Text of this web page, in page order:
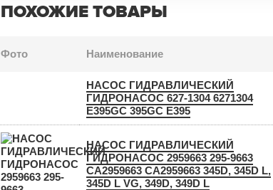
ПОХОЖИЕ ТОВАРЫ
Фото Наименование
НАСОС ГИДРАВЛИЧЕСКИЙ
ГИДРОНАСОС 627-1304 6271304
E395GC 395GC E395
НАСОС ГИДРАВЛИЧЕСКИЙ
ГИДРОНАСОС 2959663 295-9663
CA2959663 СА2959663 345D, 345D L,
345D L VG, 349D, 349D L